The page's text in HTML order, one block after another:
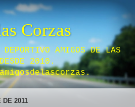
Corzas
AMIGOS DE LAS
2010.
DE 2011